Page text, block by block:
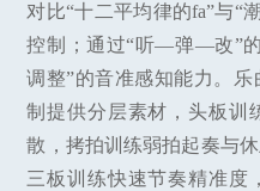
对比“十二平均律的fa”与“
控制；通过“听—弹—改”
调整”的音准感知能力。
制提供分层素材，头板训
散，拷拍训练弱拍起奏与
三板训练快速节奏精准度